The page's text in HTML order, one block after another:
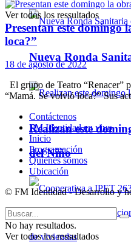
Nueva Ronda
Realizan este
del Niño
Ver todos los ressultados
Presentan este domingo
loca?”
18 de agosto de 2022
El grupo de Teatro “Renacer”
“Mamá. Se volvió loca?” Sus
Contáctenos
FM Identidad en vivo
Inicio
Programación
Quienes somos
Ubicación
© FM Identidad - Desarrollo y
No hay resultados.
Ver todos los ressultados